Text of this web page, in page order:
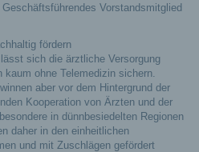
Vorstandsmitglied
fördern
sich die ärztliche Versorgung
kaum ohne Telemedizin sichern.
aber vor dem Hintergrund der
Kooperation von Ärzten und der
in dünnbesiedelten Regionen
daher in den einheitlichen
und mit Zuschlägen gefördert